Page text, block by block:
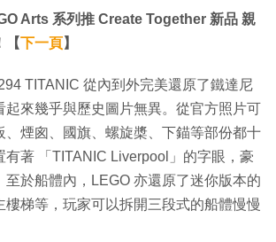
Arts 系列推 Create Together 新品 親
【下一頁】
TITANIC 從內到外完美還原了鐵達尼
起來幾乎與歷史圖片無異。從官方照片可
、煙囪、國旗、螺旋槳、下錨等部份都十
有著 「TITANIC Liverpool」的字眼，豪
至於船體內，LEGO 亦還原了迷你版本的
樓梯等，玩家可以拆開三段式的船體慢慢